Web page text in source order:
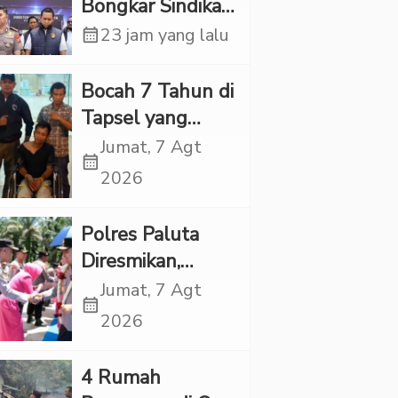
Bongkar Sindikat
Scamming
Korban Rugi
Rp6,7 Miliar
calendar_month23 jam yang lalu
Bocah 7 Tahun di
Tapsel yang
Ditemukan
Tewas di Sumur
Kekerasan
Seksual
calendar_month
Jumat, 7 Agt
2026
Polres Paluta
Diresmikan,
Begini
Tanggapan
calendar_month
Jumat, 7 Agt
2026
‎4 Rumah